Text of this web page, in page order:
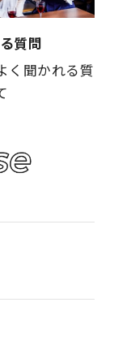
質問
く聞かれる質